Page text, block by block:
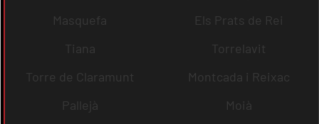
Masquefa
Els Prats de Rei
Tiana
Torrelavit
Torre de Claramunt
Montcada i Reixac
Pallejà
Moià